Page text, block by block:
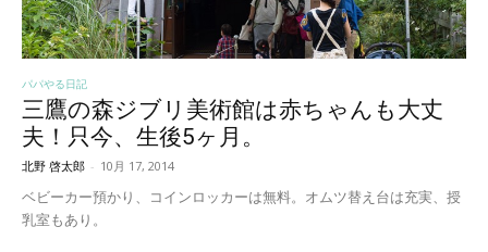
パパやる日記
三鷹の森ジブリ美術館は赤ちゃんも大丈
夫！只今、生後5ヶ月。
北野 啓太郎 - 10月 17, 2014
ベビーカー預かり、コインロッカーは無料。オムツ替え台は充実、授
乳室もあり。